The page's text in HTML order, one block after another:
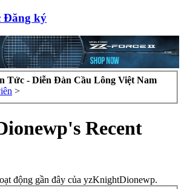
Đăng ký
Tức - Diễn Đàn Cầu Lông Việt Nam
>
Recent
động gần đây của yzKnightDionewp.